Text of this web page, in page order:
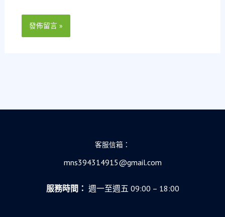
客服信箱：
mns394314915@gmail.com
服務時間： 週一至週五 09:00 – 18:00